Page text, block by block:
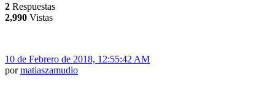
2 Respuestas
2,990 Vistas
10 de Febrero de 2018, 12:55:42 AM
pormatiaszamudio